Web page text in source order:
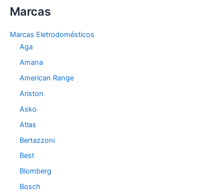
e
r
Marcas
Marcas Eletrodomésticos
Aga
Amana
American Range
Ariston
Asko
Atlas
Bertazzoni
Best
Blomberg
Bosch